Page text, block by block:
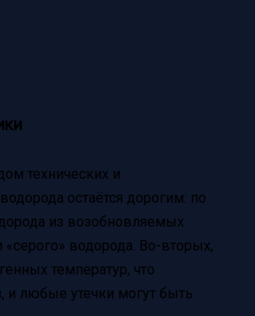
технических и
остаётся дорогим: по
из возобновляемых
водорода. Во-вторых,
температур, что
и любые утечки могут быть